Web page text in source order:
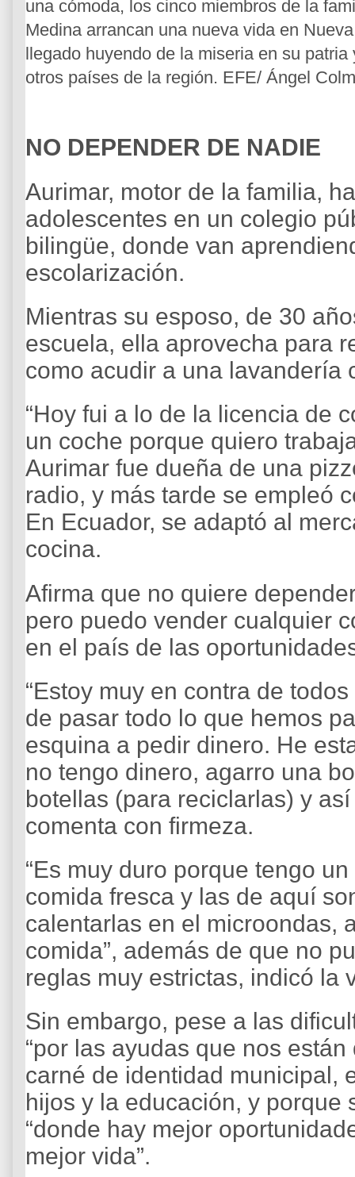
una cómoda, los cinco miembros de la
Medina arrancan una nueva vida en
llegado huyendo de la miseria en su
otros países de la región. EFE/ Ángel
NO DEPENDER DE NADIE
Aurimar, motor de la familia,
adolescentes en un colegio
bilingüe, donde van
escolarización.
Mientras su esposo, de 30
escuela, ella aprovecha para
como acudir a una lavandería
“Hoy fui a lo de la licencia de
un coche porque quiero
Aurimar fue dueña de una
radio, y más tarde se empleó
En Ecuador, se adaptó al
cocina.
Afirma que no quiere
pero puedo vender cualquier
en el país de las
“Estoy muy en contra de
de pasar todo lo que hemos
esquina a pedir dinero. He
no tengo dinero, agarro una
botellas (para reciclarlas) y
comenta con firmeza.
“Es muy duro porque tengo
comida fresca y las de aquí
calentarlas en el microondas,
comida”, además de que no
reglas muy estrictas, indicó la
Sin embargo, pese a las
“por las ayudas que nos
carné de identidad municipal,
hijos y la educación, y
“donde hay mejor
mejor vida”.